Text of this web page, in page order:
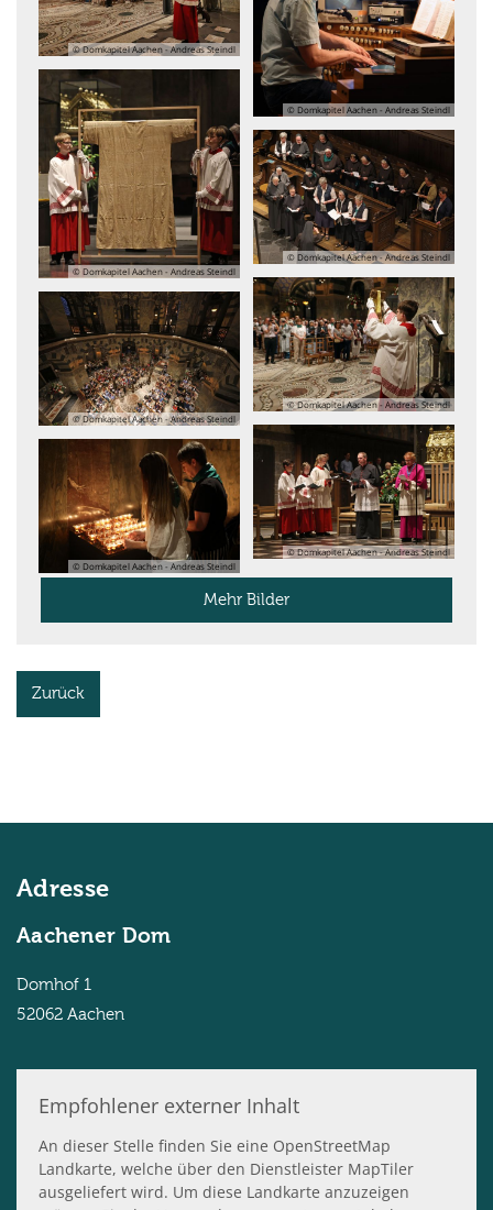
© Domkapitel Aachen - Andreas Steindl
© Domkapitel Aachen - Andreas Steindl
© Domkapitel Aachen - Andreas Steindl
© Domkapitel Aachen - Andreas Steindl
© Domkapitel Aachen - Andreas Steindl
© Domkapitel Aachen - Andreas Steindl
© Domkapitel Aachen - Andreas Steindl
© Domkapitel Aachen - Andreas Steindl
Mehr Bilder
Zurück
Adresse
Aachener Dom
Domhof 1
52062 Aachen
Empfohlener externer Inhalt
An dieser Stelle finden Sie eine OpenStreetMap
Landkarte, welche über den Dienstleister MapTiler
ausgeliefert wird. Um diese Landkarte anzuzeigen